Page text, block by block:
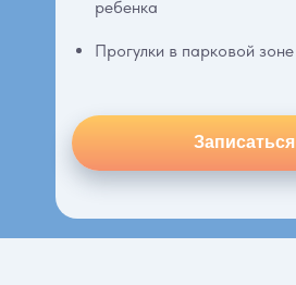
ребенка
Прогулки в парковой зоне
Записаться